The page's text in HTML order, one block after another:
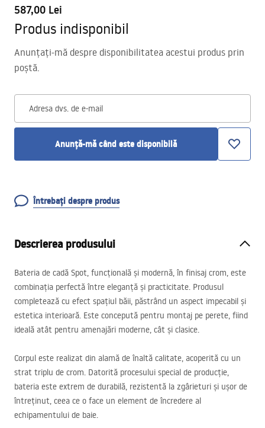
587,00 Lei
Produs indisponibil
Anunțați-mă despre disponibilitatea acestui produs prin
poștă.
Adresa dvs. de e-mail
Anunță-mă când este disponibilă
Întrebați despre produs
Descrierea produsului
Bateria de cadă Spot, funcțională și modernă, în finisaj crom, este
combinația perfectă între eleganță și practicitate. Produsul
completează cu efect spațiul băii, păstrând un aspect impecabil și
estetica interioară. Este concepută pentru montaj pe perete, fiind
ideală atât pentru amenajări moderne, cât și clasice.
Corpul este realizat din alamă de înaltă calitate, acoperită cu un
strat triplu de crom. Datorită procesului special de producție,
bateria este extrem de durabilă, rezistentă la zgârieturi și ușor de
întreținut, ceea ce o face un element de încredere al
echipamentului de baie.